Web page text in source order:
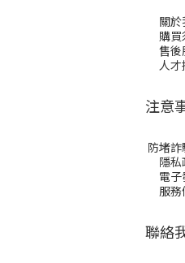
關
購
售後
人
注意
防堵
隱
電
服
聯絡